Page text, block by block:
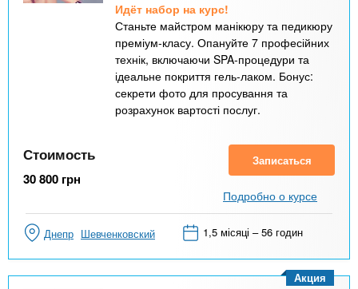
Идёт набор на курс!
Станьте майстром манікюру та педикюру
преміум-класу. Опануйте 7 професійних
технік, включаючи SPA-процедури та
ідеальне покриття гель-лаком. Бонус:
секрети фото для просування та
розрахунок вартості послуг.
Стоимость
30 800 грн
Записаться
Подробно о курсе
Днепр Шевченковский 1,5 місяці – 56 годин
Акция